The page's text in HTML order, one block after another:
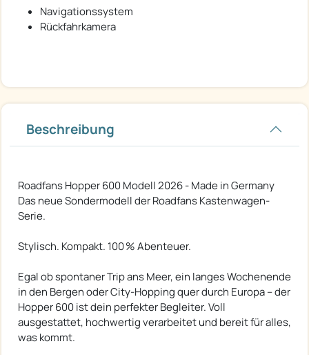
Navigationssystem
Rückfahrkamera
Beschreibung
Roadfans Hopper 600 Modell 2026 - Made in Germany
Das neue Sondermodell der Roadfans Kastenwagen-
Serie.
Stylisch. Kompakt. 100 % Abenteuer.
Egal ob spontaner Trip ans Meer, ein langes Wochenende
in den Bergen oder City-Hopping quer durch Europa – der
Hopper 600 ist dein perfekter Begleiter. Voll
ausgestattet, hochwertig verarbeitet und bereit für alles,
was kommt.